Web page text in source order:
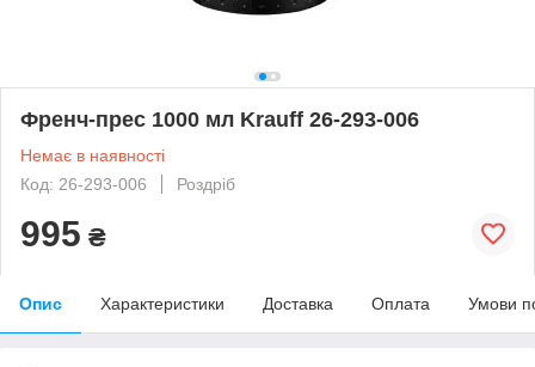
Френч-прес 1000 мл Krauff 26-293-006
Немає в наявності
Код: 26-293-006
Роздріб
995 ₴
Опис Характеристики Доставка Оплата Умови